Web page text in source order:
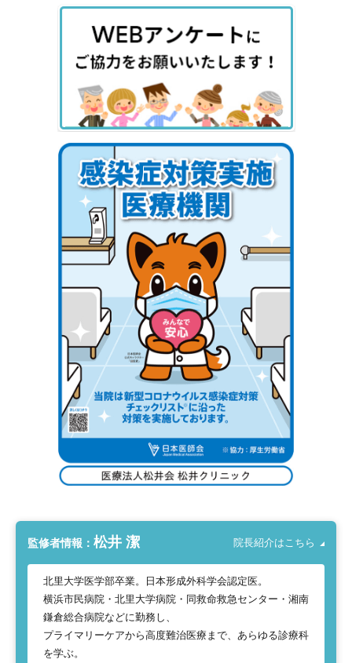
監修者情報： 松井 潔 院長紹介はこちら
北里大学医学部卒業。日本形成外科学会認定医。
横浜市民病院・北里大学病院・同救命救急センター・湘南
鎌倉総合病院などに勤務し、
プライマリーケアから高度難治医療まで、あらゆる診療科
を学ぶ。